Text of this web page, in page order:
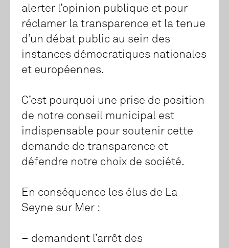
alerter l’opinion publique et pour
réclamer la transparence et la tenue
d’un débat public au sein des
instances démocratiques nationales
et européennes.
C’est pourquoi une prise de position
de notre conseil municipal est
indispensable pour soutenir cette
demande de transparence et
défendre notre choix de société.
En conséquence les élus de La
Seyne sur Mer :
– demandent l’arrêt des